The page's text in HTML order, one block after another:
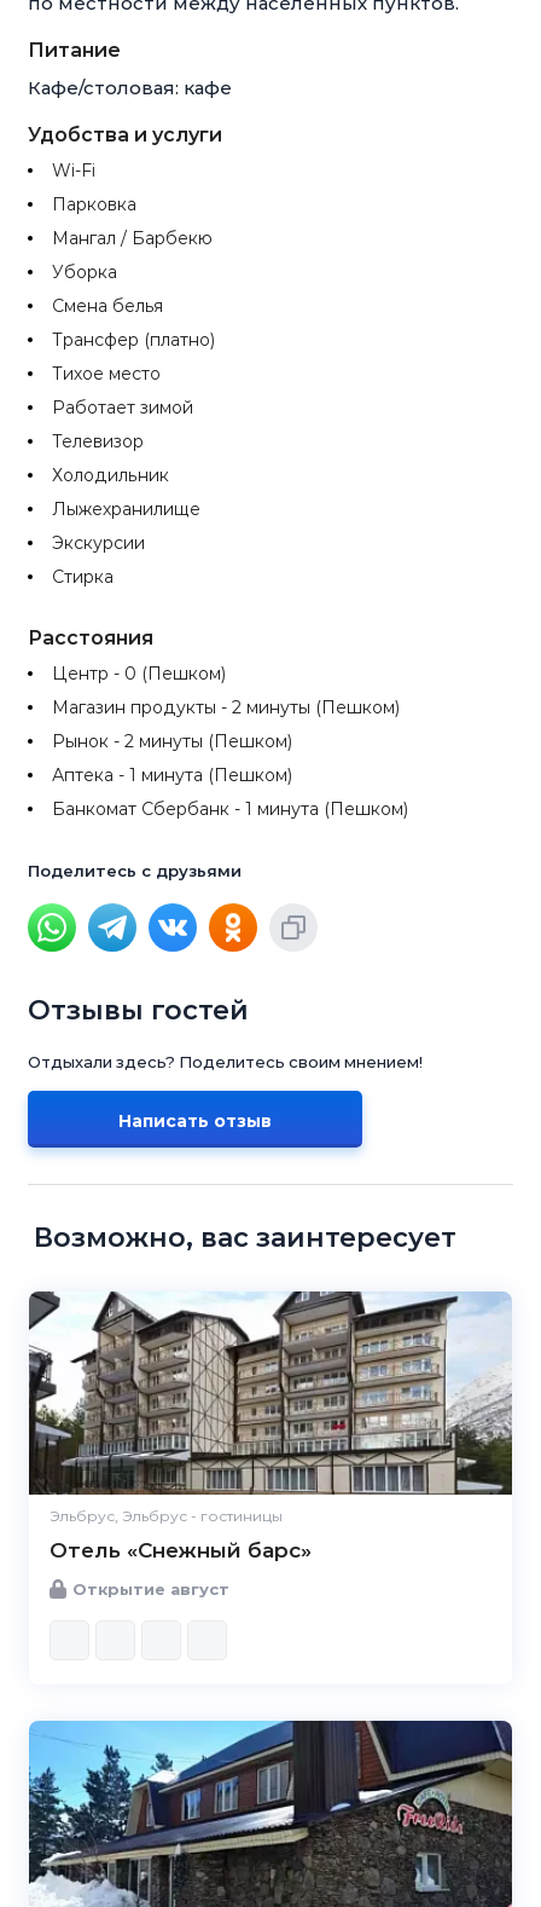
Питание
Кафе/столовая: кафе
Удобства и услуги
Wi-Fi
Парковка
Мангал / Барбекю
Уборка
Смена белья
Трансфер (платно)
Тихое место
Работает зимой
Телевизор
Холодильник
Лыжехранилище
Экскурсии
Стирка
Расстояния
Центр - 0 (Пешком)
Магазин продукты - 2 минуты (Пешком)
Рынок - 2 минуты (Пешком)
Аптека - 1 минута (Пешком)
Банкомат Сбербанк - 1 минута (Пешком)
Поделитесь с друзьями
Отзывы гостей
Отдыхали здесь? Поделитесь своим мнением!
Написать отзыв
Возможно, вас заинтересует
Эльбрус, Эльбрус - гостиницы
Отель «Снежный барс»
Открытие август